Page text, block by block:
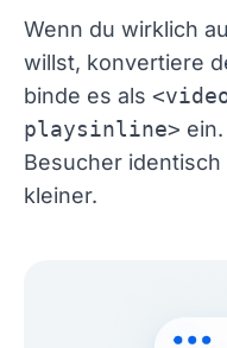
Wenn du wirklich
willst, konvertiere
binde es als
playsinline>
Besucher identisch
kleiner.